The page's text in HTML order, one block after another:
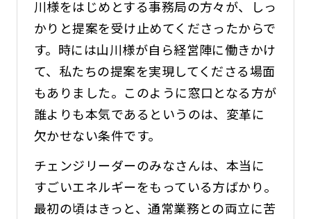
川様をはじめとする事務局の方々が、しっ
かりと提案を受け止めてくださったからで
す。時には山川様が自ら経営陣に働きかけ
て、私たちの提案を実現してくださる場面
もありました。このように窓口となる方が
誰よりも本気であるというのは、変革に
欠かせない条件です。
チェンジリーダーのみなさんは、本当に
すごいエネルギーをもっている方ばかり。
最初の頃はきっと、通常業務との両立に苦